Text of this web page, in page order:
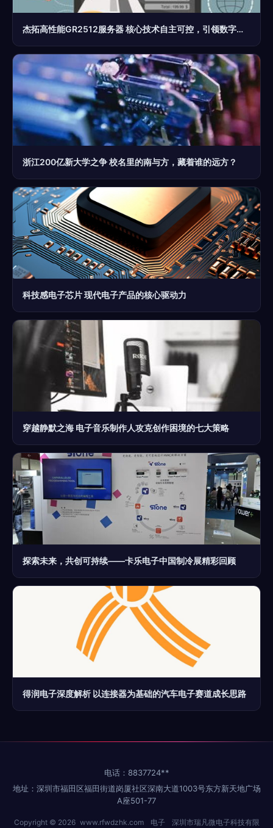
杰拓高性能GR2512服务器 核心技术自主可控，引领数字底座新纪元
浙江200亿新大学之争 校名里的南与方，藏着谁的远方？
科技感电子芯片 现代电子产品的核心驱动力
穿越静默之海 电子音乐制作人攻克创作困境的七大策略
探索未来，共创可持续——卡乐电子中国制冷展精彩回顾
得润电子深度解析 以连接器为基础的汽车电子赛道成长思路
电话：8837724**
地址：深圳市福田区福田街道岗厦社区深南大道1003号东方新天地广场
A座501-77
Copyright © 2026 www.rfwdzhk.com 电子 深圳市瑞凡微电子科技有限